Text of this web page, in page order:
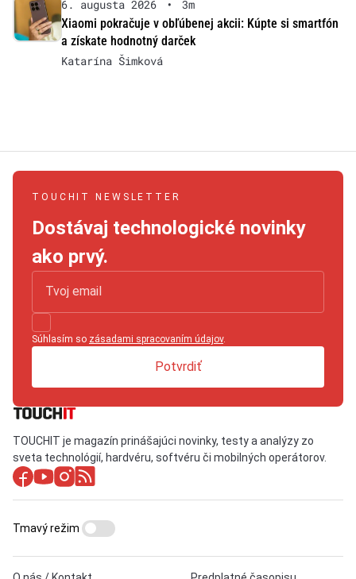
6. augusta 2026 •
3m
Xiaomi pokračuje v obľúbenej akcii: Kúpte si smartfón
a získate hodnotný darček
Katarína Šimková
TOUCHIT NEWSLETTER
Dostávaj technologické novinky
ako prvý.
Súhlasím so zásadami spracovaním údajov.
Potvrdiť
TOUCHIT je magazín prinášajúci novinky, testy a analýzy zo
sveta technológií, hardvéru, softvéru či mobilných operátorov.
Tmavý režim